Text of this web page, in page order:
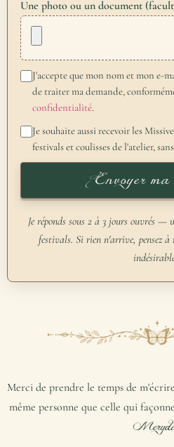
Une photo ou un document
J'accepte que mon nom et mon e-
de traiter ma demande,
confidentialité.
Je souhaite aussi recevoir les
festivals et coulisses de l'atelier, sans
Envoyer ma
Je réponds sous 2 à 3 jours ouvrés —
festivals. Si rien n'arrive, pensez à
Merci de prendre le temps de
même personne que celle qui